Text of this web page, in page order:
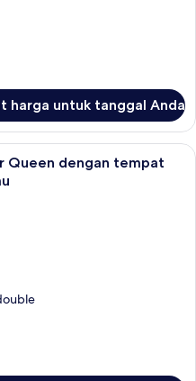
harga untuk tanggal Anda
Queen dengan tempat